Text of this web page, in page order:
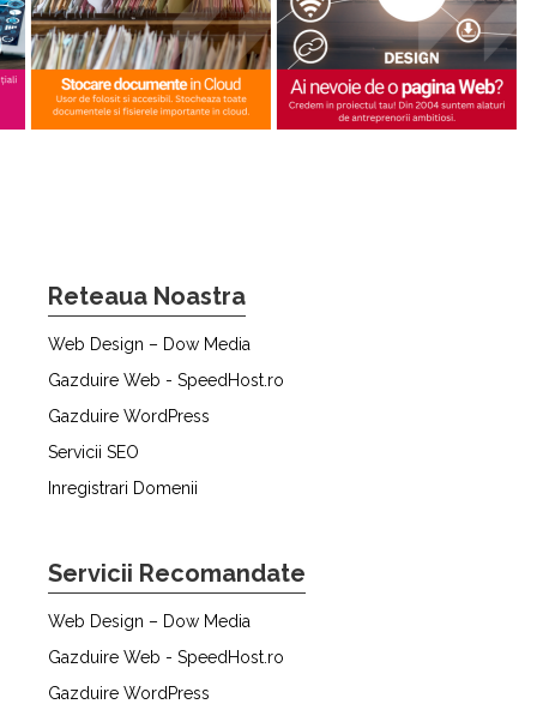
Reteaua Noastra
Web Design – Dow Media
Gazduire Web - SpeedHost.ro
Gazduire WordPress
Servicii SEO
Inregistrari Domenii
Servicii Recomandate
Web Design – Dow Media
Gazduire Web - SpeedHost.ro
Gazduire WordPress